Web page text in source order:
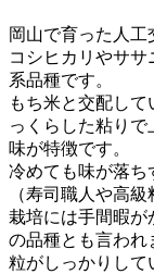
岡山で育った人工
コシヒカリやサ
系品種です。
もち米と交配し
っくらした粘り
味が特徴です。
冷めても味が落ち
（寿司職人や高
栽培には手間暇が
の品種とも言われ
粒がしっかりして